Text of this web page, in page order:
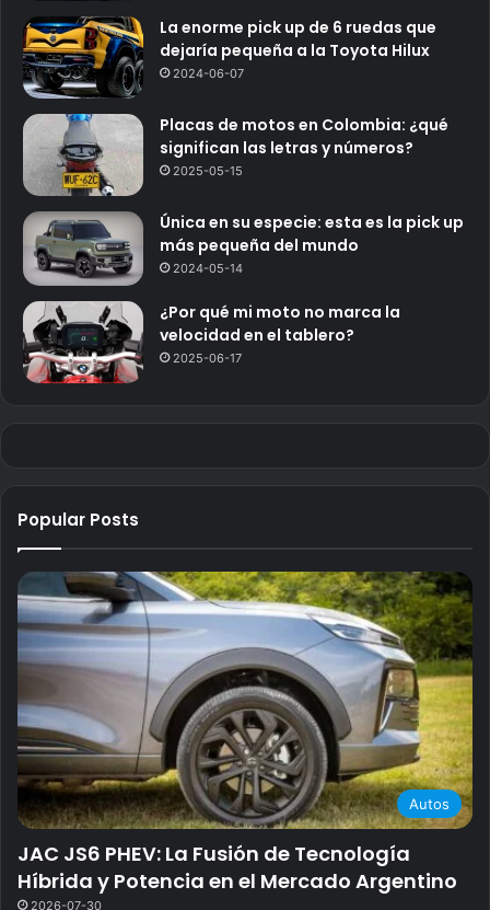
La enorme pick up de 6 ruedas que
dejaría pequeña a la Toyota Hilux
2024-06-07
Placas de motos en Colombia: ¿qué
significan las letras y números?
2025-05-15
Única en su especie: esta es la pick up
más pequeña del mundo
2024-05-14
¿Por qué mi moto no marca la
velocidad en el tablero?
2025-06-17
Popular Posts
Autos
JAC JS6 PHEV: La Fusión de Tecnología
Híbrida y Potencia en el Mercado Argentino
2026-07-30